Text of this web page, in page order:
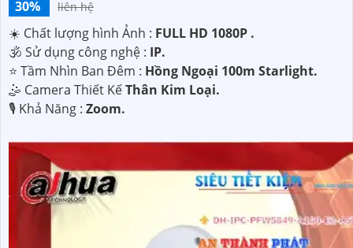
30%
liên hệ
☀️ Chất lượng hình Ảnh : FULL HD 1080P .
🕉️ Sử dụng công nghệ : IP.
⭐ Tầm Nhìn Ban Đêm : Hồng Ngoại 100m Starlight.
🤹 Camera Thiết KếThân Kim Loại.
️🎙 Khả Năng : Zoom.